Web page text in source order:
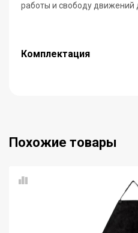
работы и свободу движений
Комплектация
Похожие товары